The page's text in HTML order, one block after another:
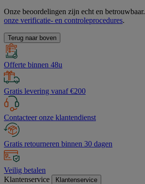
Onze beoordelingen zijn echt en betrouwbaar.
onze verificatie- en controleprocedures.
Terug naar boven
Offerte binnen 48u
Gratis levering vanaf €200
Contacteer onze klantendienst
Gratis retourneren binnen 30 dagen
Veilig betalen
Klantenservice
Klantenservice